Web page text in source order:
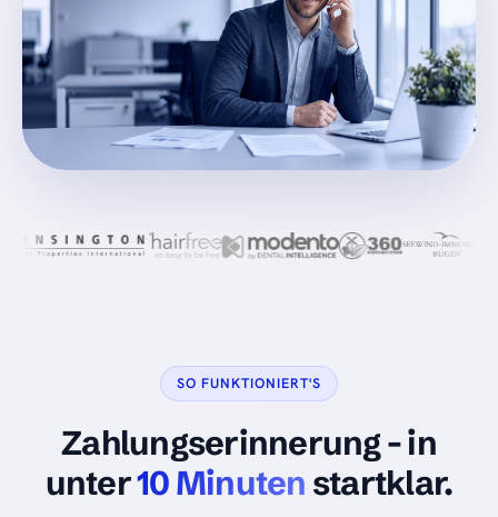
SO FUNKTIONIERT'S
Zahlungserinnerung - in
unter10 Minuten startklar.